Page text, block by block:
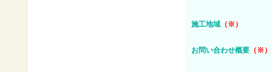
施工地域 （※）
お問い合わせ概要 （※）